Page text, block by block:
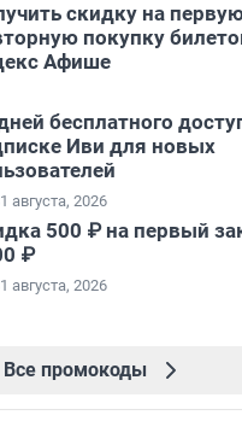
скидку на
покупку
Афише
бесплатного
Иви для новых
августа, 2026
500 ₽ на первый
₽
августа, 2026
Все промокоды